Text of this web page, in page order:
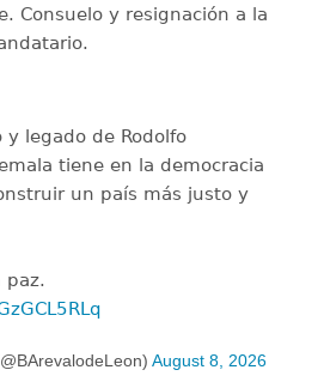
Consuelo y resignación a la
y legado de Rodolfo
tiene en la democracia
un país más justo y
paz.
August 8, 2026